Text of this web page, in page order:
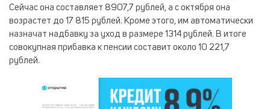
Сейчас она составляет 8907,7 рублей, а с октября она
возрастет до 17 815 рублей. Кроме этого, им автоматически
назначат надбавку за уход в размере 1314 рублей. В итоге
совокупная прибавка к пенсии составит около 10 221,7
рублей.